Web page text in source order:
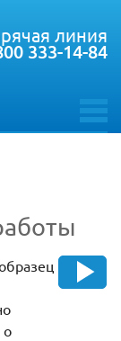
toggle
линия
333-14-84
о